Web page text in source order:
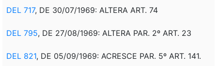
DEL 717, DE 30/07/1969: ALTERA ART. 74
DEL 795, DE 27/08/1969: ALTERA PAR. 2º ART. 23
DEL 821, DE 05/09/1969: ACRESCE PAR. 5º ART. 141.